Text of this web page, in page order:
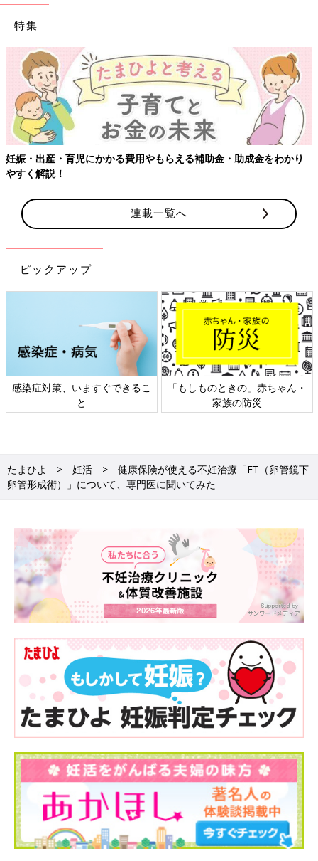
特集
妊娠・出産・育児にかかる費用やもらえる補助金・助成金をわかり
やすく解説！
連載一覧へ
ピックアップ
感染症対策、いますぐできるこ
と
「もしものときの」赤ちゃん・
家族の防災
たまひよ 妊活
健康保険が使える不妊治療「FT（卵管鏡下
卵管形成術）」について、専門医に聞いてみた